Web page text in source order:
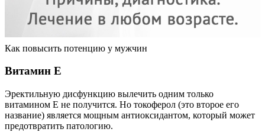
Как повысить потенцию у мужчин
Витамин Е
Эректильную дисфункцию вылечить одним только
витамином Е не получится. Но токоферол (это второе его
название) является мощным антиоксидантом, который может
предотвратить патологию.